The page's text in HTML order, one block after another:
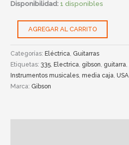
Disponibilidad:1 disponibles
AGREGAR AL CARRITO
Categorías:Eléctrica, Guitarras
Etiquetas:335,Electrica, gibson, guitarra,
Instrumentos musicales,media caja,USA
Marca: Gibson